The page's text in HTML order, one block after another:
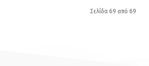
Σελίδα 69 από 69